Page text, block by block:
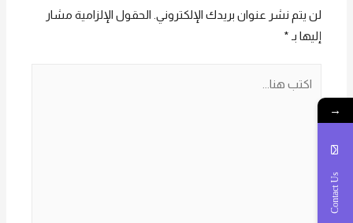
لن يتم نشر عنوان بريدك الإلكتروني. الحقول الإلزامية مشار
إليها بـ *
→
Contact Us